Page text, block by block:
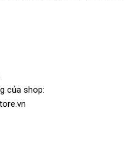
của shop: